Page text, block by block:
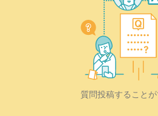
質問投稿すること